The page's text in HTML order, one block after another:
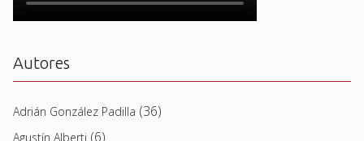
Autores
Adrián González Padilla (36)
Agustín Alberti (6)